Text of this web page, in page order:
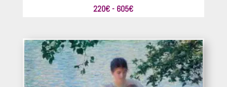
220€ - 605€Rango
desde
220€
hasta